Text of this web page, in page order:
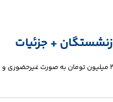
تمام بازنشستگان و مستمری‌بگیران این سازمان می‌توانند تا سقف